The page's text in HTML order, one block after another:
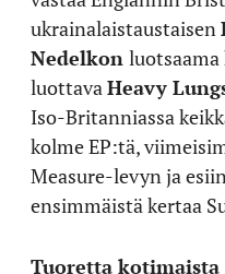
ukrainalaistaustaisen
Nedelkon luotsaama
luottavaHeavy
Iso-Britanniassa
kolme EP:tä,
Measure-levyn ja
ensimmäistä kertaa
Tuoretta